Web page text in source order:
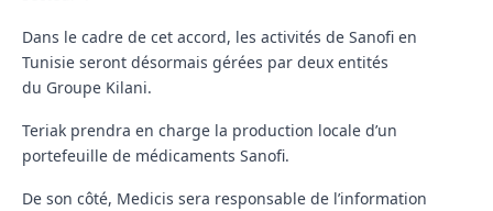
Dans le cadre de cet accord, les activités de Sanofi en
Tunisie seront désormais gérées par deux entités
du Groupe Kilani.
Teriak prendra en charge la production locale d’un
portefeuille de médicaments Sanofi.
De son côté, Medicis sera responsable de l’information